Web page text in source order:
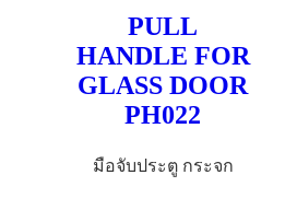
PULL
HANDLE FOR
GLASS DOOR
PH022
มือจับประตู กระจก